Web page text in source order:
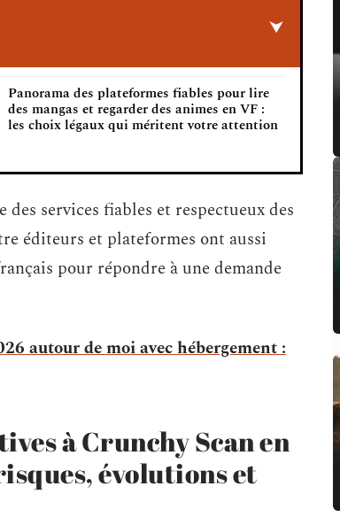
Panorama des plateformes fiables pour lire
des mangas et regarder des animes en VF :
les choix légaux qui méritent votre attention
services fiables et respectueux des
éditeurs et plateformes ont aussi
pour répondre à une demande
autour de moi avec hébergement :
à Crunchy Scan en
évolutions et